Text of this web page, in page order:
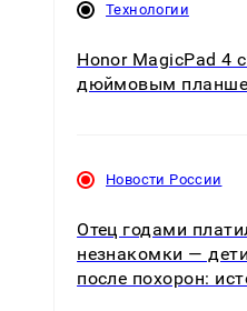
Технологии
Honor MagicPad 4
дюймовым
Новости России
Отец годами
незнакомки —
после похорон: